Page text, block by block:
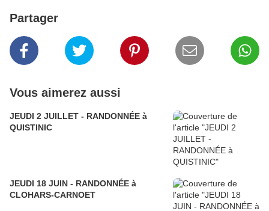
Partager
Vous aimerez aussi
JEUDI 2 JUILLET - RANDONNÉE à
QUISTINIC
JEUDI 18 JUIN - RANDONNÉE à
CLOHARS-CARNOET